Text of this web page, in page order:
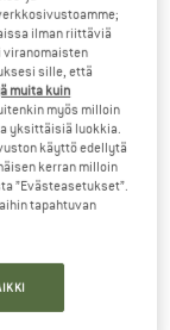
-ilman riittäviä
sille, että
muita kuin
myös milloin
yksittäisiä luokkia.
käyttö edellytä
kerran milloin
”Evästeasetukset”.
tapahtuvan